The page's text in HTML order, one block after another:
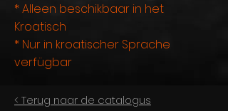
* Alleen beschikbaar in het
Kroatisch
* Nur in kroatischer Sprache
verfügbar
< Terug naar de catalogus